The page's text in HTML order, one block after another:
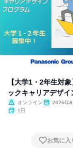
【大学1・2年生対
ックキャリアデザイ
ム
オンライン
2026年8
1日
お気に入